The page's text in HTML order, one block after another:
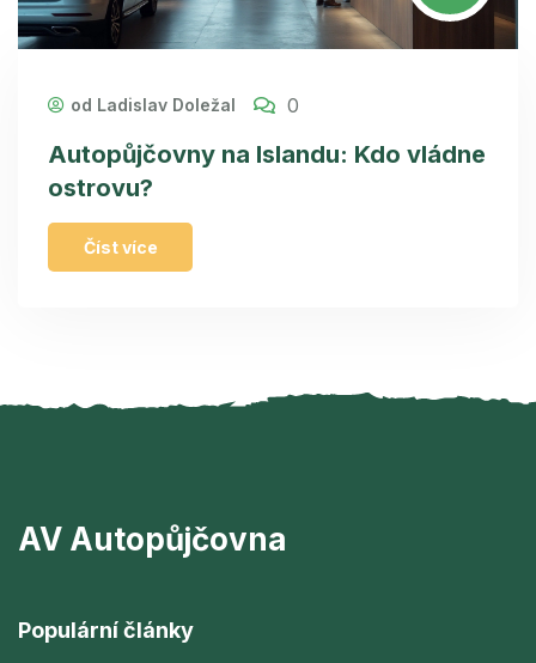
od Ladislav Doležal 0
Autopůjčovny na Islandu: Kdo vládne
ostrovu?
Číst více
AV Autopůjčovna
Populární články